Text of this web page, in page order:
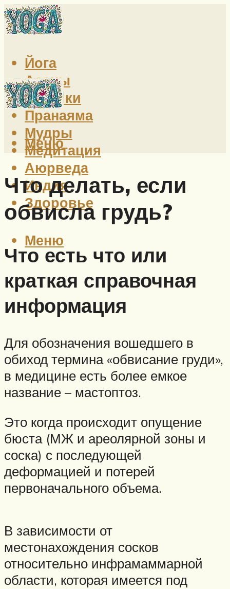
Йога
Асаны
Техники
Пранаяма
Мудры
Медитация
Аюрведа
Индия
Здоровье
Меню
Меню
Что делать, если
обвисла грудь?
Что есть что или
краткая справочная
информация
Для обозначения вошедшего в
обиход термина «обвисание груди»,
в медицине есть более емкое
название – мастоптоз.
Это когда происходит опущение
бюста (МЖ и ареолярной зоны и
соска) с последующей
деформацией и потерей
первоначального объема.
В зависимости от
местонахождения сосков
относительно инфрамаммарной
области, которая имеется под